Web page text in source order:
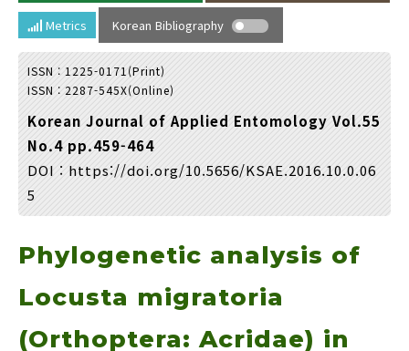
Year(s) :
to
Search :
Adode Reader(link)
Metrics Korean Bibliography
ISSN : 1225-0171(Print)
ISSN : 2287-545X(Online)
Korean Journal of Applied Entomology Vol.55
No.4 pp.459-464
DOI : https://doi.org/10.5656/KSAE.2016.10.0.06
5
Phylogenetic analysis of
Locusta migratoria
(Orthoptera: Acridae) in